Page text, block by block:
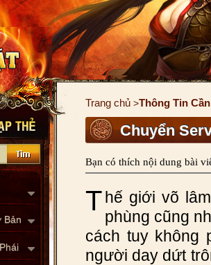
Bản
Trang chủ >Thông Tin
Chuyển
Bạn có thích nội dung bài
Thế giới võ
phùng cũng
cách tuy không
người day dứt